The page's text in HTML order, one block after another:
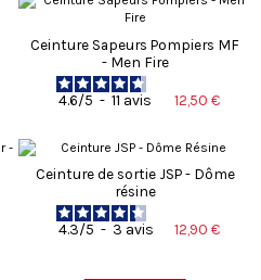
Ceinture Sapeurs Pompiers MF
- Men Fire
4.6/5 - 11 avis 12,50 €
Ceinture de sortie JSP - Dôme
résine
4.3/5 - 3 avis 12,90 €